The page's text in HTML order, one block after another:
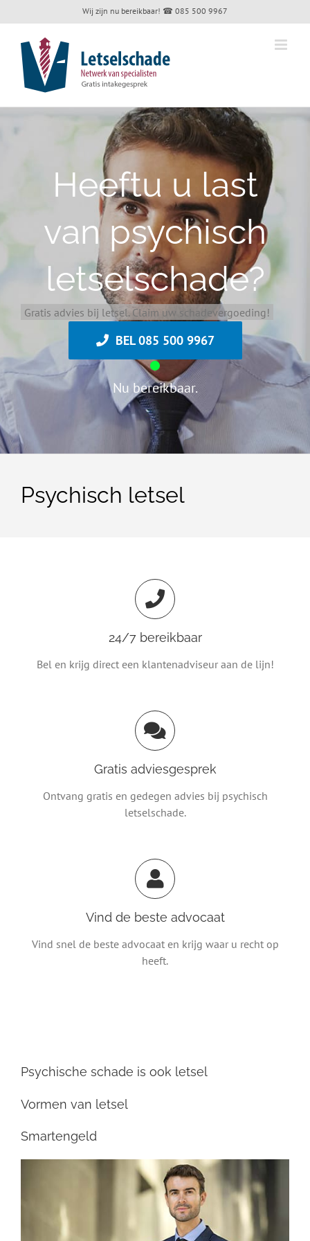
to
content
Wij zijn nu bereikbaar! ☎ 085 500 9967
Heeftu u last
van psychisch
letselschade?
Gratis advies bij letsel. Claim uw schadevergoeding!
BEL 085 500 9967
Nu bereikbaar.
Psychisch letsel
24/7 bereikbaar
Bel en krijg direct een klantenadviseur aan de lijn!
Gratis adviesgesprek
Ontvang gratis en gedegen advies bij psychisch
letselschade.
Vind de beste advocaat
Vind snel de beste advocaat en krijg waar u recht op
heeft.
Psychische schade is ook letsel
Vormen van letsel
Smartengeld